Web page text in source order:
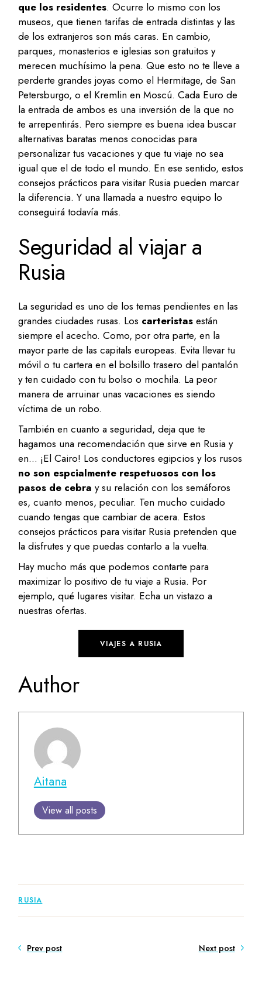
que los residentes. Ocurre lo mismo con los
museos, que tienen tarifas de entrada distintas y las
de los extranjeros son más caras. En cambio,
parques, monasterios e iglesias son gratuitos y
merecen muchísimo la pena. Que esto no te lleve a
perderte grandes joyas como el Hermitage, de San
Petersburgo, o el Kremlin en Moscú. Cada Euro de
la entrada de ambos es una inversión de la que no
te arrepentirás. Pero siempre es buena idea buscar
alternativas baratas menos conocidas para
personalizar tus vacaciones y que tu viaje no sea
igual que el de todo el mundo. En ese sentido, estos
consejos prácticos para visitar Rusia pueden marcar
la diferencia. Y una llamada a nuestro equipo lo
conseguirá todavía más.
Seguridad al viajar a
Rusia
La seguridad es uno de los temas pendientes en las
grandes ciudades rusas. Los carteristas están
siempre el acecho. Como, por otra parte, en la
mayor parte de las capitals europeas. Evita llevar tu
móvil o tu cartera en el bolsillo trasero del pantalón
y ten cuidado con tu bolso o mochila. La peor
manera de arruinar unas vacaciones es siendo
víctima de un robo.
También en cuanto a seguridad, deja que te
hagamos una recomendación que sirve en Rusia y
en… ¡El Cairo! Los conductores egipcios y los rusos
no son espcialmente respetuosos con los
pasos de cebra y su relación con los semáforos
es, cuanto menos, peculiar. Ten mucho cuidado
cuando tengas que cambiar de acera. Estos
consejos prácticos para visitar Rusia pretenden que
la disfrutes y que puedas contarlo a la vuelta.
Hay mucho más que podemos contarte para
maximizar lo positivo de tu viaje a Rusia. Por
ejemplo, qué lugares visitar. Echa un vistazo a
nuestras ofertas.
VIAJES A RUSIA
Author
Aitana
View all posts
RUSIA
Prev post Next post